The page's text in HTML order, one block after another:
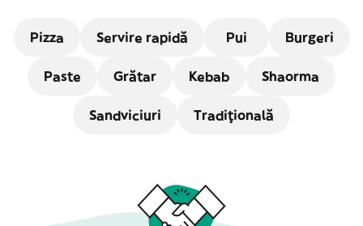
Pizza Servire rapidă Pui Burgeri
Paste Grătar Kebab Shaorma
Sandviciuri Tradițională